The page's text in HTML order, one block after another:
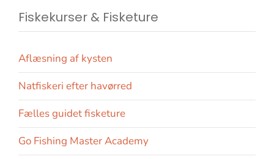
Fiskekurser & Fisketure
Aflæsning af kysten
Natfiskeri efter havørred
Fælles guidet fisketure
Go Fishing Master Academy